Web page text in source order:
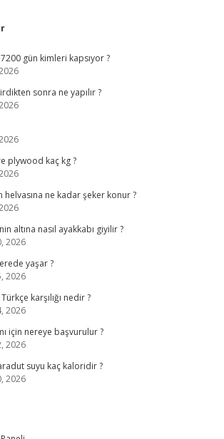
7200 gün kimleri kapsıyor ?
sonra ne yapılır ?
plywood kaç kg ?
helvasına ne kadar şeker konur ?
altına nasıl ayakkabı giyilir ?
2026
yaşar ?
2026
karşılığı nedir ?
2026
için nereye başvurulur ?
2026
suyu kaç kaloridir ?
2026